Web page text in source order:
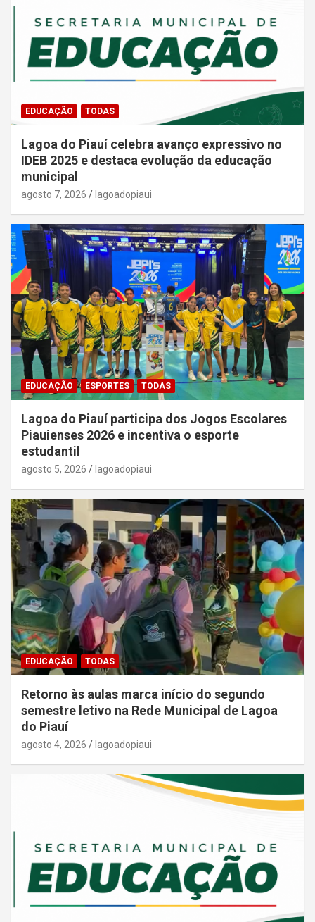
EDUCAÇÃO TODAS
Lagoa do Piauí celebra avanço expressivo no
IDEB 2025 e destaca evolução da educação
municipal
agosto 7, 2026 lagoadopiaui
EDUCAÇÃO ESPORTES TODAS
Lagoa do Piauí participa dos Jogos Escolares
Piauienses 2026 e incentiva o esporte
estudantil
agosto 5, 2026 lagoadopiaui
EDUCAÇÃO TODAS
Retorno às aulas marca início do segundo
semestre letivo na Rede Municipal de Lagoa
do Piauí
agosto 4, 2026 lagoadopiaui